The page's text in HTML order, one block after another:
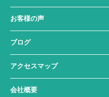
お客様の声
ブログ
アクセスマップ
会社概要